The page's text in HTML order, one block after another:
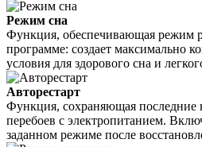
Режим сна
Функция, обеспечивающая режим
программе: создает максимально
условия для здорового сна и
Авторестарт
Функция, сохраняющая последние
перебоев с электропитанием.
заданном режиме после